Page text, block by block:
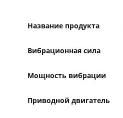
Название продукта
Вибрационная сила
Мощность вибрации
Приводной двигатель